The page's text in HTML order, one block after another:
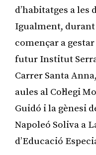
d’habitatges a les
Igualment, durant
començar a
futur Institut
Carrer Santa
aules al Col·legi
Guidó i la gènesi
Napoleó Soliva a
d’Educació